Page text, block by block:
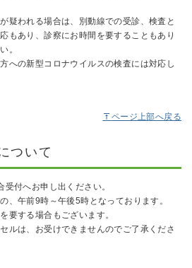
疑われる場合は、別動線での受診、検査と
もあり、診察にお時間を要することもあり
。
への新型コロナウイルスの検査には対応し
ページ上部へ戻る
ついて
付へお申し出ください。
、午前9時～午後5時となっております。
要する場合もございます。
ルは、お受けできませんのでご了承くださ